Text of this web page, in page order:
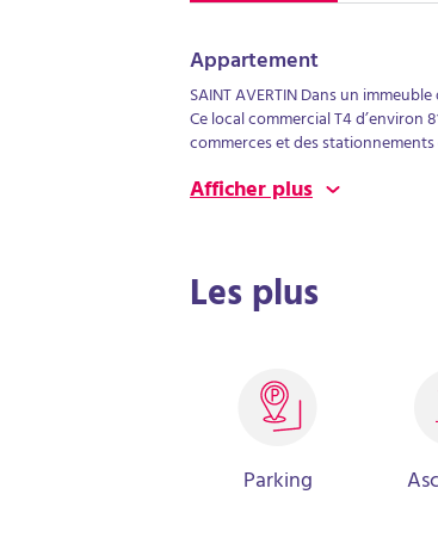
Appartement
SAINT AVERTIN Dans un
Ce local commercial T4 d’environ 81
commerces et des
et archives. Un emplacement de
Afficher plus
Les plus
Parking